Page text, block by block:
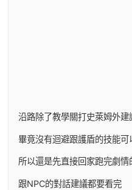
沿路除了教學關打史萊姆外建
畢竟沒有迴避跟護盾的技能可
所以還是先直接回家跑完劇情
跟NPC的對話建議都要看完